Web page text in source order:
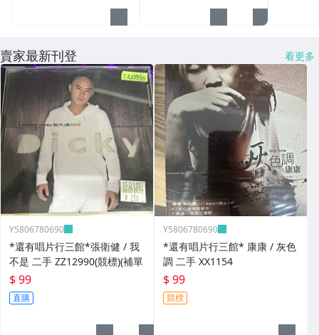
賣家最新刊登 看更多
Y5806780690
*還有唱片行三館*張衛健 / 我
不是 二手 ZZ12990(競標)(補單
$ 99
直購
Y5806780690
*還有唱片行三館* 康康 / 灰色
調 二手 XX1154
$ 99
競標